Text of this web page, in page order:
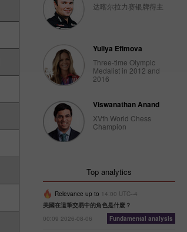
达喀尔拉力赛银牌得主
Yuliya Efimova
Three-time Olympic
Medalist in 2012 and
2016
Viswanathan Anand
XVth World Chess
Champion
Top analytics
Relevance up to 14:00 UTC--4
美國在這筆交易中的角色是什麼？
00:09 2026-08-06
Fundamental analysis